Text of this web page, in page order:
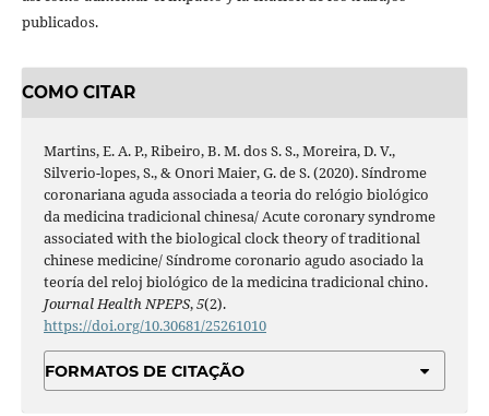
publicados.
COMO CITAR
Martins, E. A. P., Ribeiro, B. M. dos S. S., Moreira, D. V.,
Silverio-lopes, S., & Onori Maier, G. de S. (2020). Síndrome
coronariana aguda associada a teoria do relógio biológico
da medicina tradicional chinesa/ Acute coronary syndrome
associated with the biological clock theory of traditional
chinese medicine/ Síndrome coronario agudo asociado la
teoría del reloj biológico de la medicina tradicional chino.
Journal Health NPEPS,5(2).
https://doi.org/10.30681/25261010
FORMATOS DE CITAÇÃO